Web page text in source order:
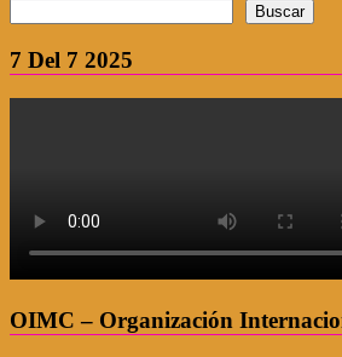
Buscar
7 Del 7 2025
OIMC – Organización